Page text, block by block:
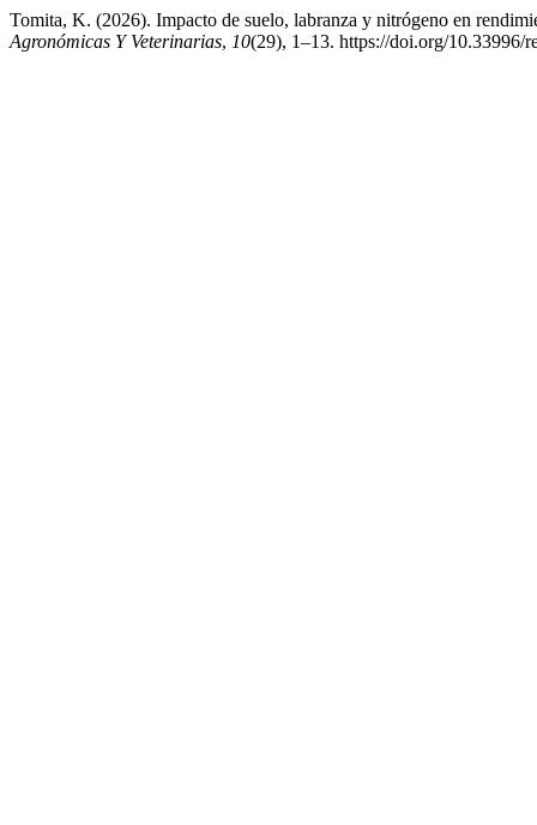
Tomita, K. (2026). Impacto de suelo, labranza y nitrógeno en
Agronómicas Y Veterinarias, 10(29), 1–13. https://doi.org/10.33996/